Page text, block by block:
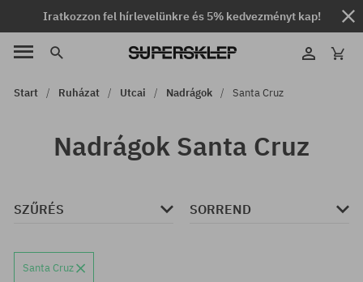
Iratkozzon fel hírlevelünkre és 5% kedvezményt kap!
Start Ruházat Utcai Nadrágok Santa Cruz
Nadrágok Santa Cruz
SZŰRÉS SORREND
Santa Cruz